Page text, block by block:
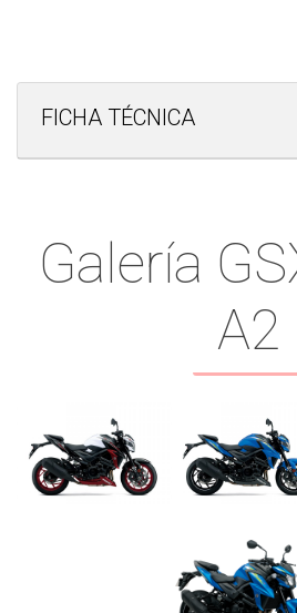
FICHA TÉCNICA
Galería
A2